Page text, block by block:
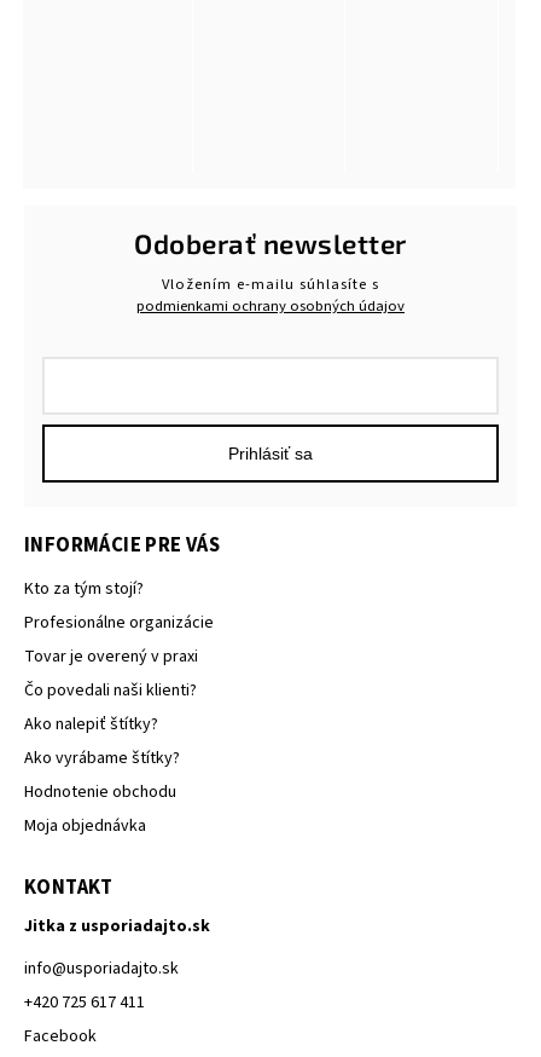
INFORMÁCIE PRE VÁS
Kto za tým stojí?
Profesionálne organizácie
Tovar je overený v praxi
Čo povedali naši klienti?
Ako nalepiť štítky?
Ako vyrábame štítky?
Hodnotenie obchodu
Moja objednávka
KONTAKT
Jitka z usporiadajto.sk
info@usporiadajto.sk
+420 725 617 411
Facebook
Odoberať newsletter
Vložením e-mailu súhlasíte s
podmienkami ochrany osobných údajov
Prihlásiť sa